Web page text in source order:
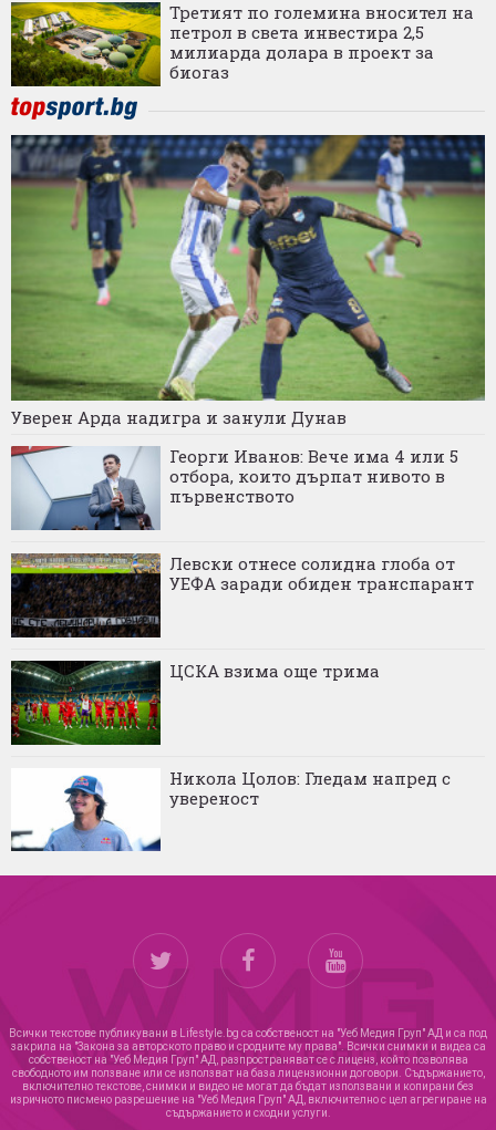
Третият по големина вносител на
петрол в света инвестира 2,5
милиарда долара в проект за
биогаз
Уверен Арда надигра и занули Дунав
Георги Иванов: Вече има 4 или 5
отбора, които дърпат нивото в
първенството
Левски отнесе солидна глоба от
УЕФА заради обиден транспарант
ЦСКА взима още трима
Никола Цолов: Гледам напред с
увереност
Всички текстове публикувани в Lifestyle.bg са собственост на "Уеб Медия Груп" АД и са под
закрила на "Закона за авторското право и сродните му права". Всички снимки и видеа са
собственост на "Уеб Медия Груп" АД, разпространяват се с лиценз, който позволява
свободното им ползване или се използват на база лицензионни договори. Съдържанието,
включително текстове, снимки и видео не могат да бъдат използвани и копирани без
изричното писмено разрешение на "Уеб Медия Груп" АД, включително с цел агрегиране на
съдържанието и сходни услуги.